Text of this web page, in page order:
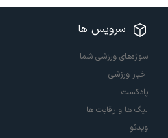
سرویس ها
سوژه‌های ورزشی شما
اخبار ورزشی
پادکست
لیگ ها و رقابت ها
ویدئو